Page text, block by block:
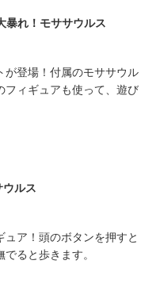
暴れ！モササウルス
が登場！付属のモササウル
フィギュアも使って、遊び
ウルス
ア！頭のボタンを押すと
ると歩きます。